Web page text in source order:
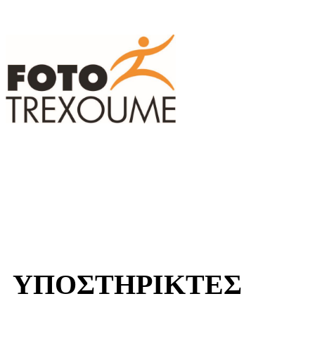
ΥΠΟΣΤΗΡΙΚΤΕΣ